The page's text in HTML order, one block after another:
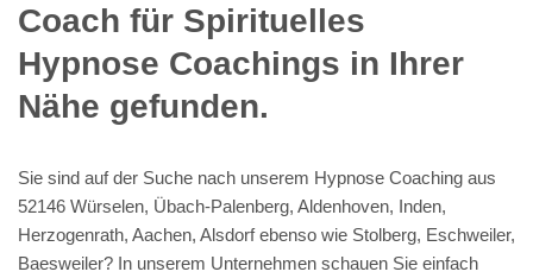
Coach für Spirituelles
Hypnose Coachings in Ihrer
Nähe gefunden.
Sie sind auf der Suche nach unserem Hypnose Coaching aus
52146 Würselen, Übach-Palenberg, Aldenhoven, Inden,
Herzogenrath, Aachen, Alsdorf ebenso wie Stolberg, Eschweiler,
Baesweiler? In unserem Unternehmen schauen Sie einfach